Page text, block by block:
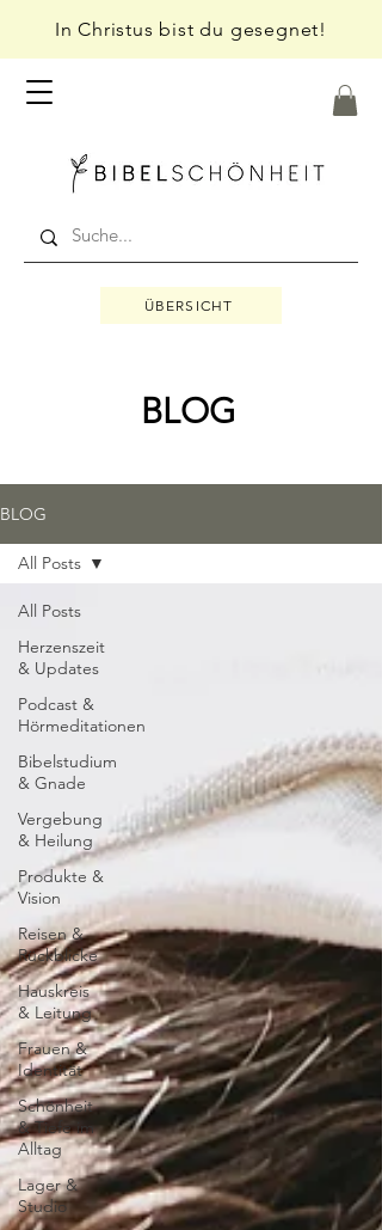
In Christus bist du gesegnet!
ÜBERSICHT
BLOG
BLOG
All Posts
Herzenszeit
& Updates
Podcast &
Hörmeditationen
Bibelstudium
& Gnade
Vergebung
& Heilung
Produkte &
Vision
Reisen &
Rückblicke
Hauskreis
& Leitung
Frauen &
Identität
Schönheit
& Tiefe im
Alltag
Lager &
Studio
All Posts